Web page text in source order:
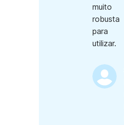
muito
robusta
para
utilizar.